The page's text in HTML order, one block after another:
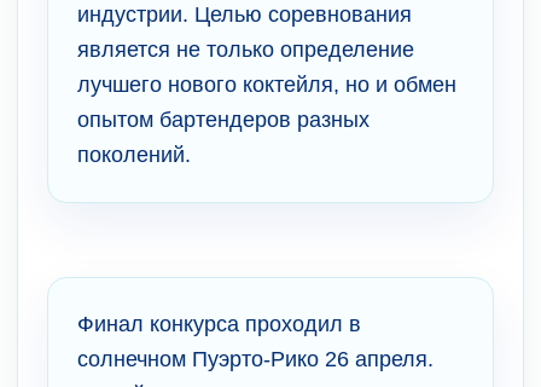
индустрии. Целью соревнования
является не только определение
лучшего нового коктейля, но и обмен
опытом бартендеров разных
поколений.
Финал конкурса проходил в
солнечном Пуэрто-Рико 26 апреля.